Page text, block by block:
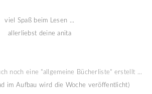
viel Spaß beim Lesen ...
allerliebst deine anita
noch eine "allgemeine Bücherliste" erstellt ...
im Aufbau wird die Woche veröffentlicht)